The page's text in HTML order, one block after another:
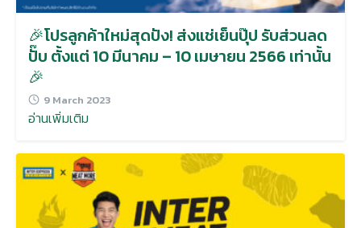
🎉โปรลูกค้าใหม่สุดปัง! ส่งแช่เย็นปุ๊ป รับส่วนลด
ปั๊บ ตั้งแต่ 10 มีนาคม – 10 เมษายน 2566 เท่านั้น
🎉
9 March 2023
อ่านเพิ่มเติม